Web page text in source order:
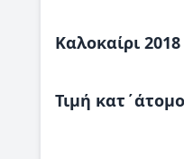
Καλοκαίρι 2018
Τιμή